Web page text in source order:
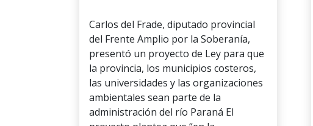
Carlos del Frade, diputado provincial
del Frente Amplio por la Soberanía,
presentó un proyecto de Ley para que
la provincia, los municipios costeros,
las universidades y las organizaciones
ambientales sean parte de la
administración del río Paraná El